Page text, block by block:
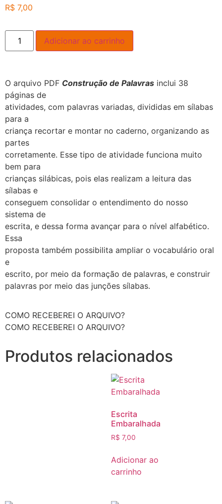
R$ 7,00
Adicionar ao carrinho
O arquivo PDF Construção de Palavras inclui 38
páginas de
atividades, com palavras variadas, divididas em sílabas
para a
criança recortar e montar no caderno, organizando as
partes
corretamente. Esse tipo de atividade funciona muito
bem para
crianças silábicas, pois elas realizam a leitura das
sílabas e
conseguem consolidar o entendimento do nosso
sistema de
escrita, e dessa forma avançar para o nível alfabético.
Essa
proposta também possibilita ampliar o vocabulário oral
e
escrito, por meio da formação de palavras, e construir
palavras por meio das junções sílabas.
COMO RECEBEREI O ARQUIVO?
COMO RECEBEREI O ARQUIVO?
Produtos relacionados
Escrita
Embaralhada
R$ 7,00
Adicionar ao
carrinho